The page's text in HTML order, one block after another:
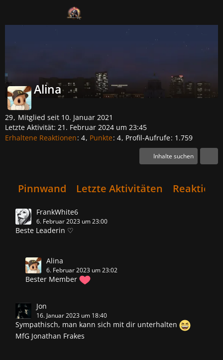
Alina
29 Mitglied seit 10. Januar 2021
Letzte Aktivität: 21. Februar 2024 um 23:45
Erhaltene Reaktionen 4 Punkte 4 Profil-Aufrufe 1.759
Inhalte suchen
Pinnwand Letzte Aktivitäten
FrankWhite6
6. Februar 2023 um 23:00
Beste Leaderin ♡
Alina
6. Februar 2023 um 23:02
Bester Member
Jon
16. Januar 2023 um 18:40
Sympathisch, man kann sich mit dir unterhalten
MfG Jonathan Frakes